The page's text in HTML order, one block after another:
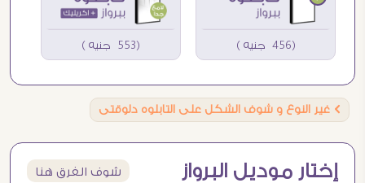
(456 جنيه ) (553 جنيه )
Ö غير النوع و شوف الشكل على التابلوه دلوقتى
إختار موديل البرواز شوف الفرق هنا